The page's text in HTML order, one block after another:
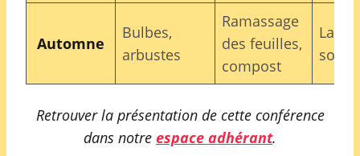
Automne
Bulbes,
arbustes
Ramassage
des feuilles,
compost
sol nu
Retrouver la présentation de cette conférence
dans notre espace adhérant.